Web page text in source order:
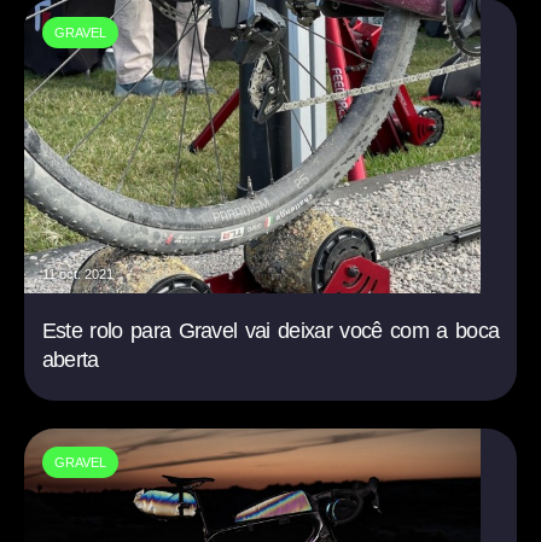
GRAVEL
11 oct. 2021
Este rolo para Gravel vai deixar você com a boca
aberta
GRAVEL